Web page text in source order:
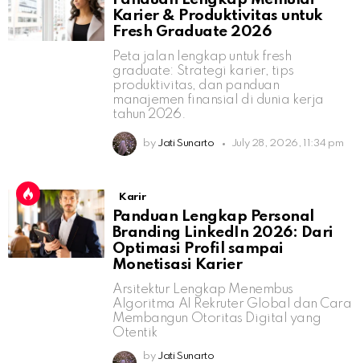
Karier & Produktivitas untuk
Fresh Graduate 2026
Peta jalan lengkap untuk fresh
graduate: Strategi karier, tips
produktivitas, dan panduan
manajemen finansial di dunia kerja
tahun 2026.
by Jati Sunarto July 28, 2026, 11:34 pm
Karir
Panduan Lengkap Personal
Branding LinkedIn 2026: Dari
Optimasi Profil sampai
Monetisasi Karier
Arsitektur Lengkap Menembus
Algoritma AI Rekruter Global dan Cara
Membangun Otoritas Digital yang
Otentik
by Jati Sunarto